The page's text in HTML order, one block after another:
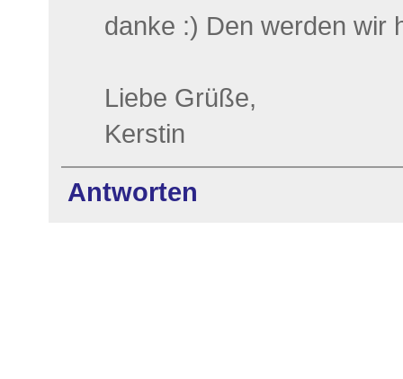
danke :) Den werden wir
Liebe Grüße,
Kerstin
Antworten